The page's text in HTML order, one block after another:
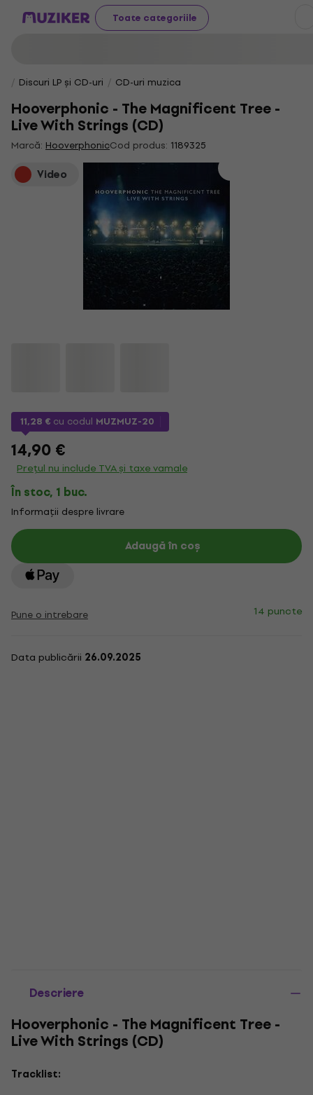
Toate categoriile
Discuri LP și CD-uri CD-uri muzica
Hooverphonic - The Magnificent Tree -
Live With Strings (CD)
Marcă: HooverphonicCod produs: 1189325
Video
11,28 € cu codul MUZMUZ-20
14,90 €
Prețul nu include TVA și taxe vamale
În stoc, 1 buc.
Informații despre livrare
Adaugă în coș
Pune o intrebare 14 puncte
Data publicării 26.09.2025
Descriere
Hooverphonic - The Magnificent Tree -
Live With Strings (CD)
Tracklist: